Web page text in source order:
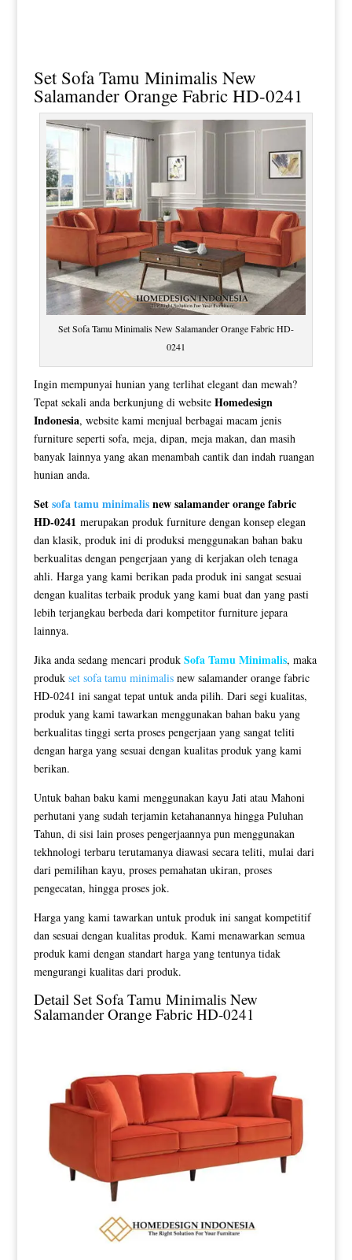
Set Sofa Tamu Minimalis New
Salamander Orange Fabric HD-0241
Set Sofa Tamu Minimalis New Salamander Orange Fabric HD-
0241
Ingin mempunyai hunian yang terlihat elegant dan mewah?
Tepat sekali anda berkunjung di website Homedesign
Indonesia, website kami menjual berbagai macam jenis
furniture seperti sofa, meja, dipan, meja makan, dan masih
banyak lainnya yang akan menambah cantik dan indah ruangan
hunian anda.
Setsofa tamu minimalisnew salamander orange fabric
HD-0241 merupakan produk furniture dengan konsep elegan
dan klasik, produk ini di produksi menggunakan bahan baku
berkualitas dengan pengerjaan yang di kerjakan oleh tenaga
ahli. Harga yang kami berikan pada produk ini sangat sesuai
dengan kualitas terbaik produk yang kami buat dan yang pasti
lebih terjangkau berbeda dari kompetitor furniture jepara
lainnya.
Jika anda sedang mencari produk Sofa Tamu Minimalis, maka
produk set sofa tamu minimalisnew salamander orange fabric
HD-0241 ini sangat tepat untuk anda pilih. Dari segi kualitas,
produk yang kami tawarkan menggunakan bahan baku yang
berkualitas tinggi serta proses pengerjaan yang sangat teliti
dengan harga yang sesuai dengan kualitas produk yang kami
berikan.
Untuk bahan baku kami menggunakan kayu Jati atau Mahoni
perhutani yang sudah terjamin ketahanannya hingga Puluhan
Tahun, di sisi lain proses pengerjaannya pun menggunakan
tekhnologi terbaru terutamanya diawasi secara teliti, mulai dari
dari pemilihan kayu, proses pemahatan ukiran, proses
pengecatan, hingga proses jok.
Harga yang kami tawarkan untuk produk ini sangat kompetitif
dan sesuai dengan kualitas produk. Kami menawarkan semua
produk kami dengan standart harga yang tentunya tidak
mengurangi kualitas dari produk.
Detail Set Sofa Tamu MinimalisNew
Salamander Orange Fabric HD-0241